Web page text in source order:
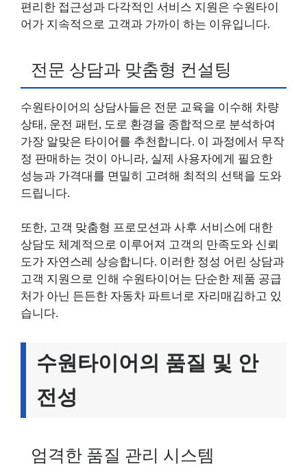
편리한 접근성과 다각적인 서비스 지원은 수원타이
어가 지속적으로 고객과 가까이 하는 이유입니다.
전문 상담과 맞춤형 컨설팅
수원타이어의 상담사들은 전문 교육을 이수해 차량
상태, 운전 패턴, 도로 환경을 종합적으로 분석하여
가장 알맞은 타이어를 추천합니다. 이 과정에서 무작
정 판매하는 것이 아니라, 실제 사용자에게 필요한
성능과 가격대를 면밀히 고려해 최적의 선택을 도와
드립니다.
또한, 고객 맞춤형 프로모션과 사후 서비스에 대한
상담도 체계적으로 이루어져 고객의 만족도와 신뢰
도가 자연스레 상승합니다. 이러한 정성 어린 상담과
고객 지원으로 인해 수원타이어는 단순한 제품 공급
처가 아닌 든든한 자동차 파트너로 자리매김하고 있
습니다.
수원타이어의 품질 및 안
전성
엄격한 품질 관리 시스템